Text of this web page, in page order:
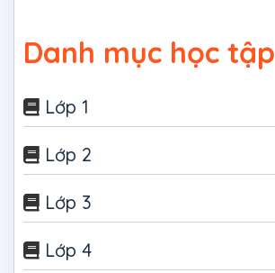
Danh mục học tập
Lớp 1
Lớp 2
Lớp 3
Lớp 4